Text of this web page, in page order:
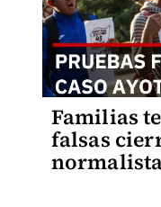
Familias
falsas